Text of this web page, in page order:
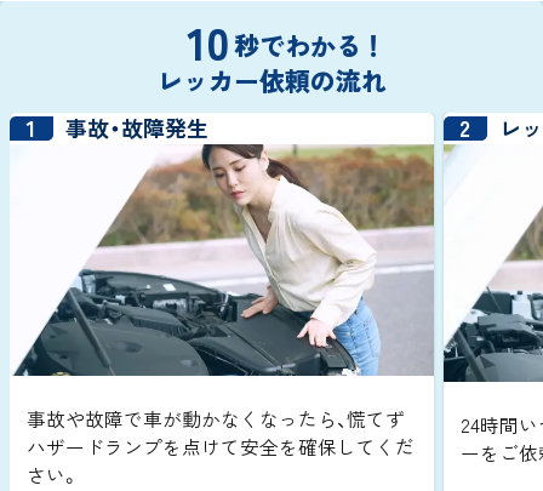
10秒でわかる！
レッカー依頼の流れ
1 事故・故障発生
事故や故障で車が動かなくなったら、慌てず
ハザードランプを点けて安全を確保してくだ
さい。
2 レ
24時間い
ーをご依